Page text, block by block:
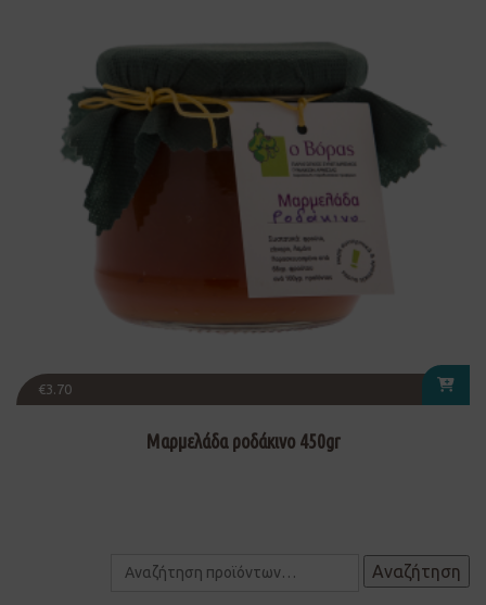
€3.70
Μαρμελάδα ροδάκινο 450gr
Αναζήτηση